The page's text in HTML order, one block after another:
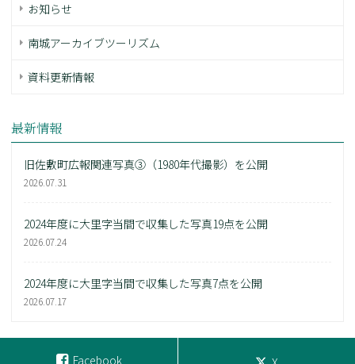
お知らせ
南城アーカイブツーリズム
資料更新情報
最新情報
旧佐敷町広報関連写真③（1980年代撮影）を公開
2026.07.31
2024年度に大里字当間で収集した写真19点を公開
2026.07.24
2024年度に大里字当間で収集した写真7点を公開
2026.07.17
Facebook